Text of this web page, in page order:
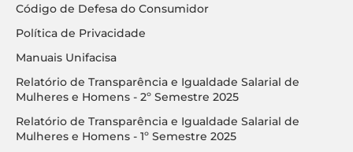
Código de Defesa do Consumidor
Política de Privacidade
Manuais Unifacisa
Relatório de Transparência e Igualdade Salarial de
Mulheres e Homens - 2º Semestre 2025
Relatório de Transparência e Igualdade Salarial de
Mulheres e Homens - 1º Semestre 2025